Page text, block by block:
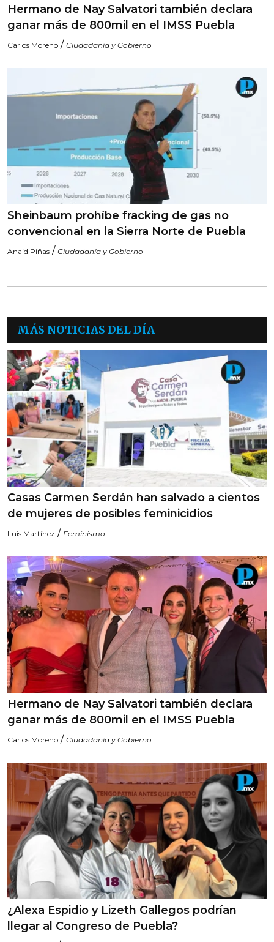
Hermano de Nay Salvatori también declara
ganar más de 800mil en el IMSS Puebla
Carlos Moreno / Ciudadanía y Gobierno
Sheinbaum prohíbe fracking de gas no
convencional en la Sierra Norte de Puebla
Anaid Piñas / Ciudadanía y Gobierno
MÁS NOTICIAS DEL DÍA
Casas Carmen Serdán han salvado a cientos
de mujeres de posibles feminicidios
Luis Martínez / Feminismo
Hermano de Nay Salvatori también declara
ganar más de 800mil en el IMSS Puebla
Carlos Moreno / Ciudadanía y Gobierno
¿Alexa Espidio y Lizeth Gallegos podrían
llegar al Congreso de Puebla?